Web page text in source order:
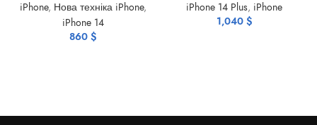
iPhone, Нова техніка iPhone,
iPhone 14
860 $
iPhone 14 Plus, iPhone
1,040 $